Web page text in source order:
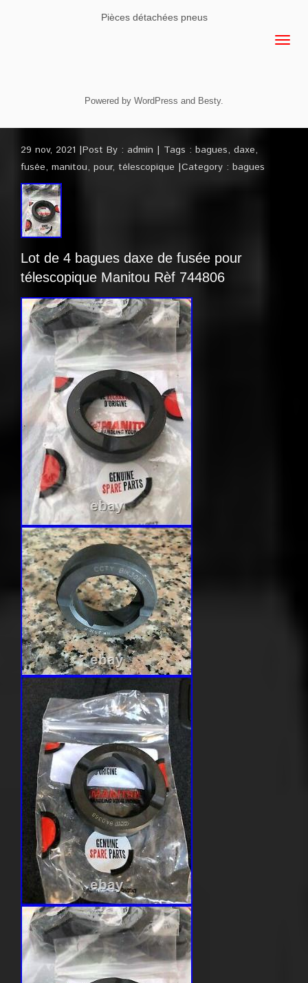
Pièces détachées pneus
Powered by WordPress and Besty.
29 nov, 2021 Post By : admin Tags : bagues, daxe,
fusée, manitou, pour, télescopique Category : bagues
Lot de 4 bagues daxe de fusée pour
télescopique Manitou Rèf 744806